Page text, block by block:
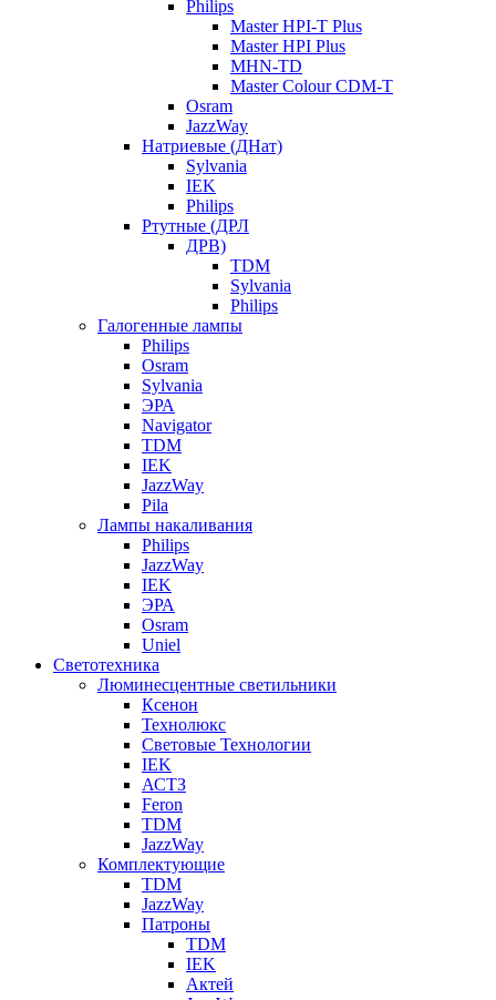
Philips
Master HPI-T Plus
Master HPI Plus
MHN-TD
Master Colour CDM-T
Osram
JazzWay
Натриевые (ДНат)
Sylvania
IEK
Philips
Ртутные (ДРЛ
ДРВ)
TDM
Sylvania
Philips
Галогенные лампы
Philips
Osram
Sylvania
ЭРА
Navigator
TDM
IEK
JazzWay
Pila
Лампы накаливания
Philips
JazzWay
IEK
ЭРА
Osram
Uniel
Светотехника
Люминесцентные светильники
Ксенон
Технолюкс
Световые Технологии
IEK
АСТЗ
Feron
TDM
JazzWay
Комплектующие
TDM
JazzWay
Патроны
TDM
IEK
Актей